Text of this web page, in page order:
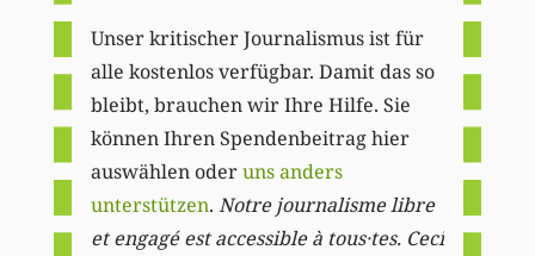
Unser kritischer Journalismus ist für
alle kostenlos verfügbar. Damit das so
bleibt, brauchen wir Ihre Hilfe. Sie
können Ihren Spendenbeitrag hier
auswählen oderuns anders
unterstützen. Notre journalisme libre
et engagé est accessible à tous·tes. Ceci